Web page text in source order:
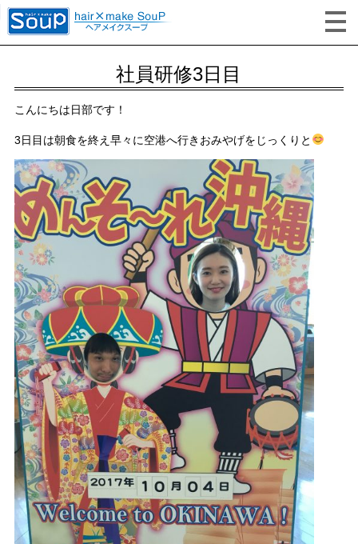
社員研修3日目
こんにちは日部です！
3日目は朝食を終え早々に空港へ行きおみやげをじっくりと